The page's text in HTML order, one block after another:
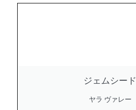
ジェムシード
ヤラ ヴァレー